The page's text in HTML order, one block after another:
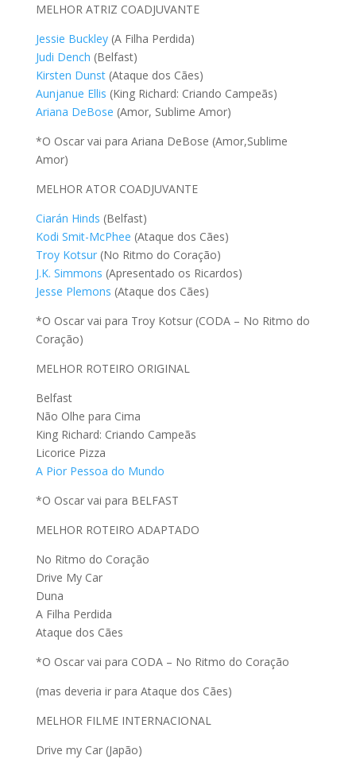
MELHOR ATRIZ COADJUVANTE
Jessie Buckley(A Filha Perdida)
Judi Dench (Belfast)
Kirsten Dunst(Ataque dos Cães)
Aunjanue Ellis (King Richard: Criando Campeãs)
Ariana DeBose (Amor, Sublime Amor)
*O Oscar vai para Ariana DeBose (Amor,Sublime
Amor)
MELHOR ATOR COADJUVANTE
Ciarán Hinds (Belfast)
Kodi Smit-McPhee (Ataque dos Cães)
Troy Kotsur(No Ritmo do Coração)
J.K. Simmons (Apresentado os Ricardos)
Jesse Plemons (Ataque dos Cães)
*O Oscar vai para Troy Kotsur (CODA – No Ritmo do
Coração)
MELHOR ROTEIRO ORIGINAL
Belfast
Não Olhe para Cima
King Richard: Criando Campeãs
Licorice Pizza
A Pior Pessoa do Mundo
*O Oscar vai para BELFAST
MELHOR ROTEIRO ADAPTADO
No Ritmo do Coração
Drive My Car
Duna
A Filha Perdida
Ataque dos Cães
*O Oscar vai para CODA – No Ritmo do Coração
(mas deveria ir para Ataque dos Cães)
MELHOR FILME INTERNACIONAL
Drive my Car (Japão)